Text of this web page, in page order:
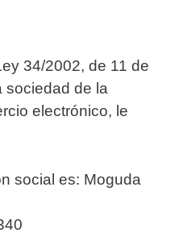
34/2002, de 11 de
sociedad de la
electrónico, le
social es: Moguda